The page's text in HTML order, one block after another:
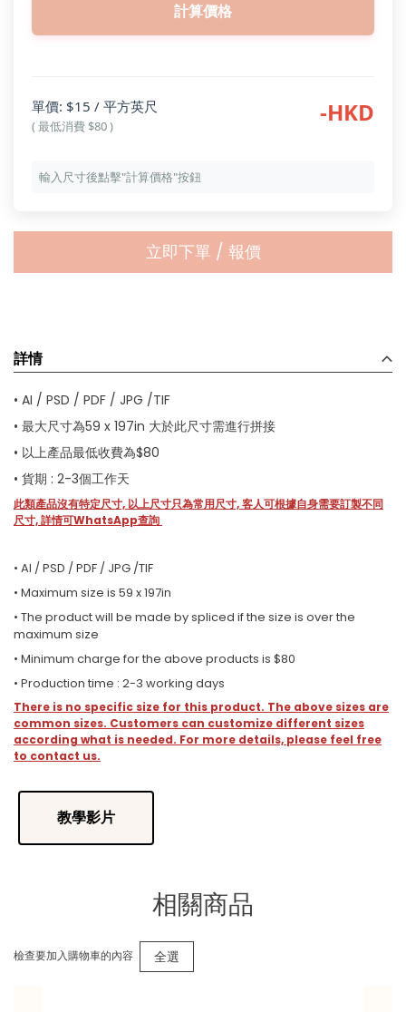
計算價格
單價: $15 / 平方英尺
( 最低消費 $80 ) -HKD
輸入尺寸後點擊"計算價格"按鈕
立即下單 / 報價
詳情
• AI / PSD / PDF / JPG /TIF
• 最大尺寸為59 x 197in 大於此尺寸需進行拼接
• 以上產品最低收費為$80
• 貨期 : 2-3個工作天
此類產品沒有特定尺寸, 以上尺寸只為常用尺寸, 客人可根據自身需要訂製不同
尺寸, 詳情可WhatsApp查詢
• AI / PSD / PDF / JPG /TIF
• Maximum size is 59 x 197in
• The product will be made by spliced if the size is over the
maximum size
• Minimum charge for the above products is $80
• Production time : 2-3 working days
There is no specific size for this product. The above sizes are
common sizes. Customers can customize different sizes
according what is needed. For more details, please feel free
to contact us.
教學影片
相關商品
檢查要加入購物車的內容 全選